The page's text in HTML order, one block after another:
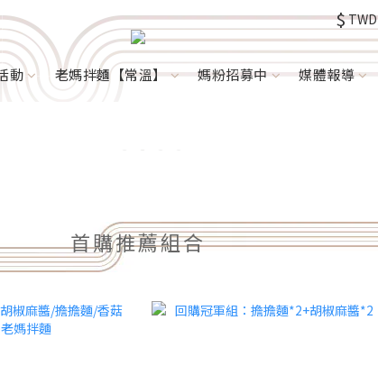
$TWD
動 老媽拌麵【常溫】 媽粉招募中 媒體報導
首購推薦組合